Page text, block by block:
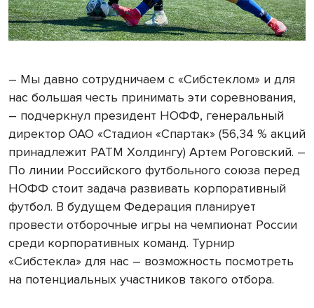
– Мы давно сотрудничаем с «Сибстеклом» и для
нас большая честь принимать эти соревнования,
– подчеркнул президент НОФФ, генеральный
директор ОАО «Стадион «Спартак» (56,34 % акций
принадлежит РАТМ Холдингу) Артем Роговский. –
По линии Российского футбольного союза перед
НОФФ стоит задача развивать корпоративный
футбол. В будущем Федерация планирует
провести отборочные игры на чемпионат России
среди корпоративных команд. Турнир
«Сибстекла» для нас – возможность посмотреть
на потенциальных участников такого отбора.